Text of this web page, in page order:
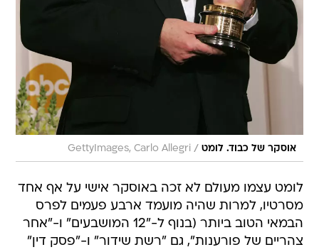
אוסקר של כבוד. לומט /
GettyImages, Carlo Allegri
לומט עצמו מעולם לא זכה באוסקר אישי על אף אחד
מסרטיו, למרות שהיה מועמד ארבע פעמים לפרס
הבמאי הטוב ביותר (בנוף ל-"12 המושבעים" ו-"אחר
צהריים של פורענות", גם "רשת שידור" ו-"פסק דין"